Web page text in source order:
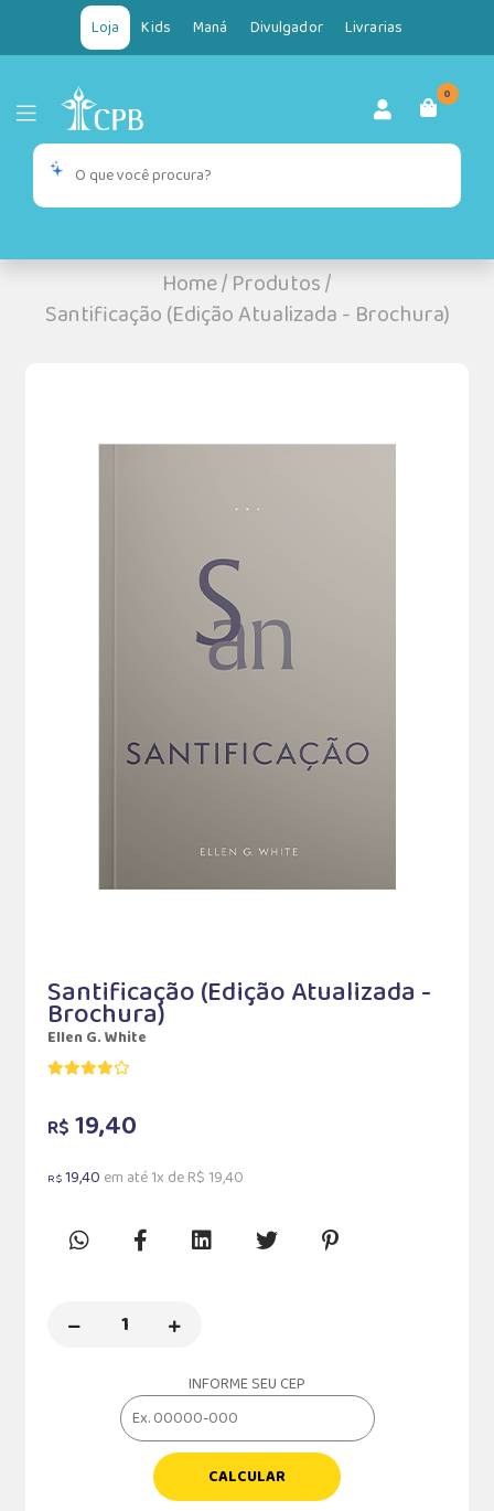
Loja Kids Maná Divulgador Livrarias
0
Home/Produtos/
Santificação (Edição Atualizada - Brochura)
Santificação (Edição Atualizada -
Brochura)
Ellen G. White
R$ 19,40
R$19,40 em até 1x de R$ 19,40
INFORME SEU CEP
CALCULAR